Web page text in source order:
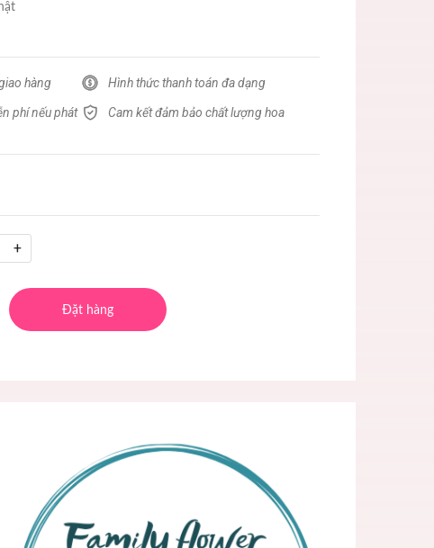
hàng Hình thức thanh toán đa dạng
phí nếu phát
Cam kết đảm bảo chất lượng hoa
+
Đặt hàng